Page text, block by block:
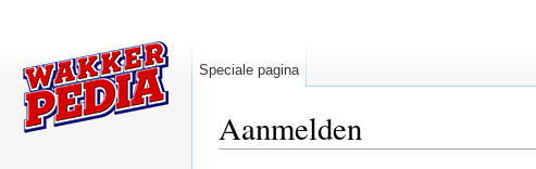
Aanmelden
Speciale pagina